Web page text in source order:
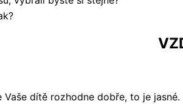
dítě rozhodne dobře, to je jasné.